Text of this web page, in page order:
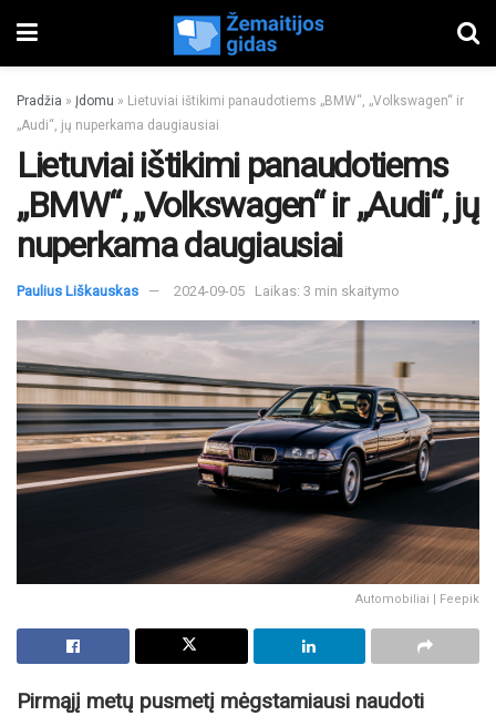
Pradžia » Įdomu » Lietuviai ištikimi panaudotiems „BMW“, „Volkswagen“ ir
„Audi“, jų nuperkama daugiausiai
Lietuviai ištikimi panaudotiems
„BMW“, „Volkswagen“ ir „Audi“, jų
nuperkama daugiausiai
Paulius Liškauskas 2024-09-05 Laikas: 3 min skaitymo
Automobiliai | Feepik
Pirmąjį metų pusmetį mėgstamiausi naudoti